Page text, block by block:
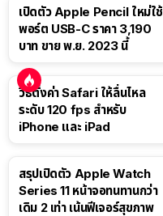
เปิดตัว Apple Pencil ใหม่ใช้
พอร์ต USB-C ราคา 3,190
บาท ขาย พ.ย. 2023 นี้
วิธีตั้งค่า Safari ให้ลื่นไหล
ระดับ 120 fps สำหรับ
iPhone และ iPad
สรุปเปิดตัว Apple Watch
Series 11 หน้าจอทนทานกว่า
เดิม 2 เท่า เน้นฟีเจอร์สุขภาพ